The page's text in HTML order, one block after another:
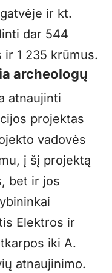
ir kt.
dar 544
1 235 krūmus.
archeologų
atnaujinti
projektas
vadovės
į šį projektą
bet ir jos
Elektros ir
iki A.
atnaujinimo.